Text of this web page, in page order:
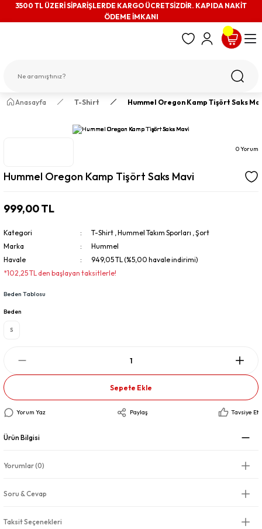
3500 TL ÜZERİ SİPARİŞLERDE KARGO ÜCRETSİZDİR. KAPIDA NAKİT
ÖDEME İMKANI
Anasayfa T-Shirt Hummel Oregon Kamp Tişört Saks
0 Yorum
Hummel Oregon Kamp Tişört Saks Mavi
999,00 TL
Kategori T-Shirt ,Hummel Takım Sporları ,Şort
Marka
Hummel
Havale
949,05 TL (%5,00 havale indirimi)
*102,25 TL den başlayan taksitlerle!
Beden Tablosu
Beden
S
Sepete Ekle
Yorum Yaz Paylaş Tavsiye Et
Ürün Bilgisi
Yorumlar (0)
Soru & Cevap
Taksit Seçenekleri